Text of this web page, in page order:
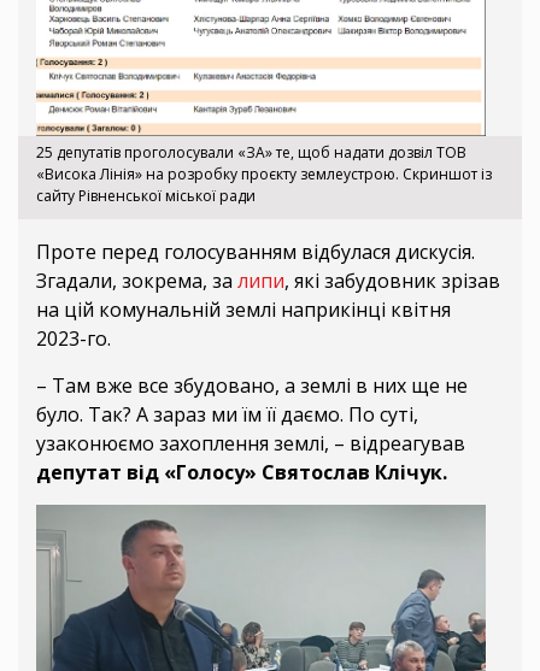
25 депутатів проголосували «ЗА» те, щоб надати дозвіл ТОВ
«Висока Лінія» на розробку проєкту землеустрою. Скриншот із
сайту Рівненської міської ради
Проте перед голосуванням відбулася дискусія.
Згадали, зокрема, за липи, які забудовник зрізав
на цій комунальній землі наприкінці квітня
2023-го.
– Там вже все збудовано, а землі в них ще не
було. Так? А зараз ми їм її даємо. По суті,
узаконюємо захоплення землі, – відреагував
депутат від «Голосу» Святослав Клічук.